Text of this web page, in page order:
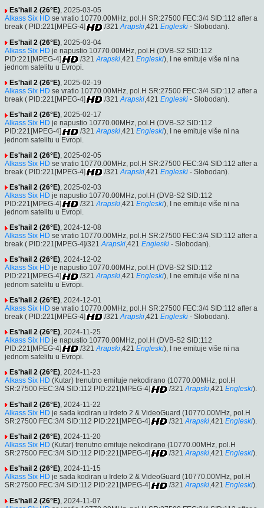
Es'hail 2 (26°E), 2025-03-05
Alkass Six HD se vratio 10770.00MHz, pol.H SR:27500 FEC:3/4 SID:112 after a
break ( PID:221[MPEG-4]
/321 Arapski,421 Engleski - Slobodan).
Es'hail 2 (26°E) , 2025-03-04
Alkass Six HD je napustio 10770.00MHz, pol.H (DVB-S2 SID:112
PID:221[MPEG-4]
/321 Arapski ,421 Engleski), I ne emituje više ni na
jednom satelitu u Evropi.
Es'hail 2 (26°E), 2025-02-19
Alkass Six HD se vratio 10770.00MHz, pol.H SR:27500 FEC:3/4 SID:112 after a
break ( PID:221[MPEG-4]
/321 Arapski,421 Engleski - Slobodan).
Es'hail 2 (26°E), 2025-02-17
Alkass Six HD je napustio 10770.00MHz, pol.H (DVB-S2 SID:112
PID:221[MPEG-4]
/321 Arapski,421 Engleski), I ne emituje više ni na
jednom satelitu u Evropi.
Es'hail 2 (26°E) , 2025-02-05
Alkass Six HD se vratio 10770.00MHz, pol.H SR:27500 FEC:3/4 SID:112 after a
break ( PID:221[MPEG-4]
/321 Arapski ,421 Engleski - Slobodan).
Es'hail 2 (26°E), 2025-02-03
Alkass Six HD je napustio 10770.00MHz, pol.H (DVB-S2 SID:112
PID:221[MPEG-4]
/321 Arapski,421 Engleski), I ne emituje više ni na
jednom satelitu u Evropi.
Es'hail 2 (26°E), 2024-12-08
Alkass Six HD se vratio 10770.00MHz, pol.H SR:27500 FEC:3/4 SID:112 after a
break ( PID:221[MPEG-4]/321 Arapski,421 Engleski - Slobodan).
Es'hail 2 (26°E), 2024-12-02
Alkass Six HD je napustio 10770.00MHz, pol.H (DVB-S2 SID:112
PID:221[MPEG-4]
/321 Arapski,421 Engleski), I ne emituje više ni na
jednom satelitu u Evropi.
Es'hail 2 (26°E) , 2024-12-01
Alkass Six HD se vratio 10770.00MHz, pol.H SR:27500 FEC:3/4 SID:112 after a
break ( PID:221[MPEG-4]
/321 Arapski ,421 Engleski - Slobodan).
Es'hail 2 (26°E), 2024-11-25
Alkass Six HD je napustio 10770.00MHz, pol.H (DVB-S2 SID:112
PID:221[MPEG-4]
/321 Arapski,421 Engleski), I ne emituje više ni na
jednom satelitu u Evropi.
Es'hail 2 (26°E), 2024-11-23
Alkass Six HD (Kutar) trenutno emituje nekodirano (10770.00MHz, pol.H
SR:27500 FEC:3/4 SID:112 PID:221[MPEG-4]
/321 Arapski,421 Engleski).
Es'hail 2 (26°E) , 2024-11-22
Alkass Six HD je sada kodiran u Irdeto 2 & VideoGuard (10770.00MHz, pol.H
SR:27500 FEC:3/4 SID:112 PID:221[MPEG-4]
/321 Arapski ,421 Engleski).
Es'hail 2 (26°E), 2024-11-20
Alkass Six HD (Kutar) trenutno emituje nekodirano (10770.00MHz, pol.H
SR:27500 FEC:3/4 SID:112 PID:221[MPEG-4]
/321 Arapski,421 Engleski).
Es'hail 2 (26°E), 2024-11-15
Alkass Six HD je sada kodiran u Irdeto 2 & VideoGuard (10770.00MHz, pol.H
SR:27500 FEC:3/4 SID:112 PID:221[MPEG-4]
/321 Arapski,421 Engleski).
Es'hail 2 (26°E) , 2024-11-07